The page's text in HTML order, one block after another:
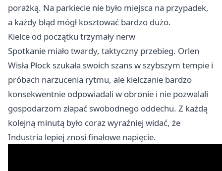
porażką. Na parkiecie nie było miejsca na przypadek,
a każdy błąd mógł kosztować bardzo dużo.
Kielce od początku trzymały nerw
Spotkanie miało twardy, taktyczny przebieg. Orlen
Wisła Płock szukała swoich szans w szybszym tempie i
próbach narzucenia rytmu, ale kielczanie bardzo
konsekwentnie odpowiadali w obronie i nie pozwalali
gospodarzom złapać swobodnego oddechu. Z każdą
kolejną minutą było coraz wyraźniej widać, że
Industria lepiej znosi finałowe napięcie.